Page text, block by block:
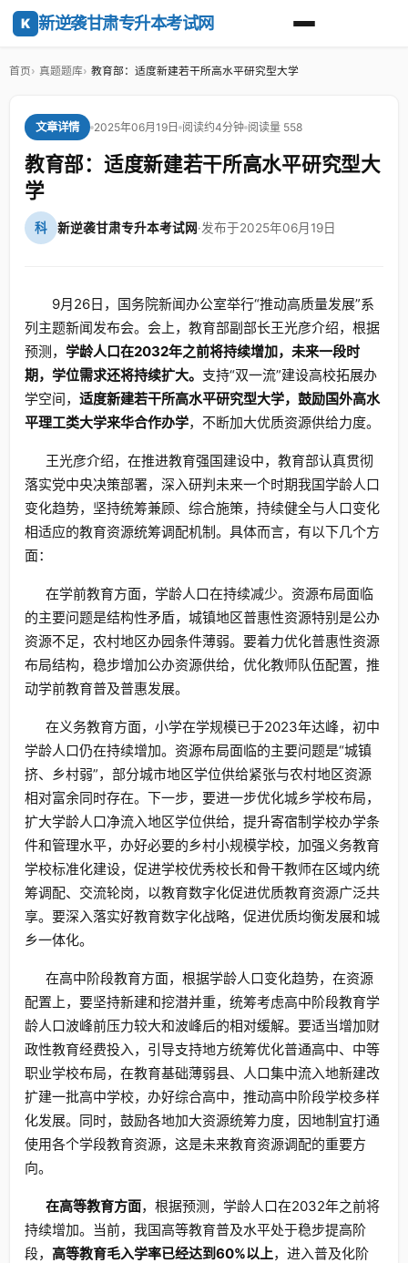
K 新逆袭甘肃专升本考试网
首页 真题题库 教育部：适度新建若干所高水平研究型大学
文章详情 2025年06月19日 阅读约4分钟 阅读量 558
教育部：适度新建若干所高水平研究型大
学
科 新逆袭甘肃专升本考试网·发布于2025年06月19日
9月26日，国务院新闻办公室举行“推动高质量发展”系
列主题新闻发布会。会上，教育部副部长王光彦介绍，根据
预测， 学龄人口在2032年之前将持续增加，未来一段时
期，学位需求还将持续扩大。 支持“双一流”建设高校拓展办
学空间， 适度新建若干所高水平研究型大学，鼓励国外高水
平理工类大学来华合作办学，不断加大优质资源供给力度。
王光彦介绍，在推进教育强国建设中，教育部认真贯彻
落实党中央决策部署，深入研判未来一个时期我国学龄人口
变化趋势，坚持统筹兼顾、综合施策，持续健全与人口变化
相适应的教育资源统筹调配机制。具体而言，有以下几个方
面：
在学前教育方面，学龄人口在持续减少。资源布局面临
的主要问题是结构性矛盾，城镇地区普惠性资源特别是公办
资源不足，农村地区办园条件薄弱。要着力优化普惠性资源
布局结构，稳步增加公办资源供给，优化教师队伍配置，推
动学前教育普及普惠发展。
在义务教育方面，小学在学规模已于2023年达峰，初中
学龄人口仍在持续增加。资源布局面临的主要问题是“城镇
挤、乡村弱”，部分城市地区学位供给紧张与农村地区资源
相对富余同时存在。下一步，要进一步优化城乡学校布局，
扩大学龄人口净流入地区学位供给，提升寄宿制学校办学条
件和管理水平，办好必要的乡村小规模学校，加强义务教育
学校标准化建设，促进学校优秀校长和骨干教师在区域内统
筹调配、交流轮岗，以教育数字化促进优质教育资源广泛共
享。要深入落实好教育数字化战略，促进优质均衡发展和城
乡一体化。
在高中阶段教育方面，根据学龄人口变化趋势，在资源
配置上，要坚持新建和挖潜并重，统筹考虑高中阶段教育学
龄人口波峰前压力较大和波峰后的相对缓解。要适当增加财
政性教育经费投入，引导支持地方统筹优化普通高中、中等
职业学校布局，在教育基础薄弱县、人口集中流入地新建改
扩建一批高中学校，办好综合高中，推动高中阶段学校多样
化发展。同时，鼓励各地加大资源统筹力度，因地制宜打通
使用各个学段教育资源，这是未来教育资源调配的重要方
向。
在高等教育方面，根据预测，学龄人口在2032年之前将
持续增加。当前，我国高等教育普及水平处于稳步提高阶
段， 高等教育毛入学率已经达到60%以上，进入普及化阶